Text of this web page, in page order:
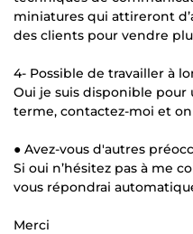
miniatures qui attireront
des clients pour vendre
4- Possible de travailler à
Oui je suis disponible pour
terme, contactez-moi et
● Avez-vous d'autres
Si oui n’hésitez pas à me
vous répondrai
Merci